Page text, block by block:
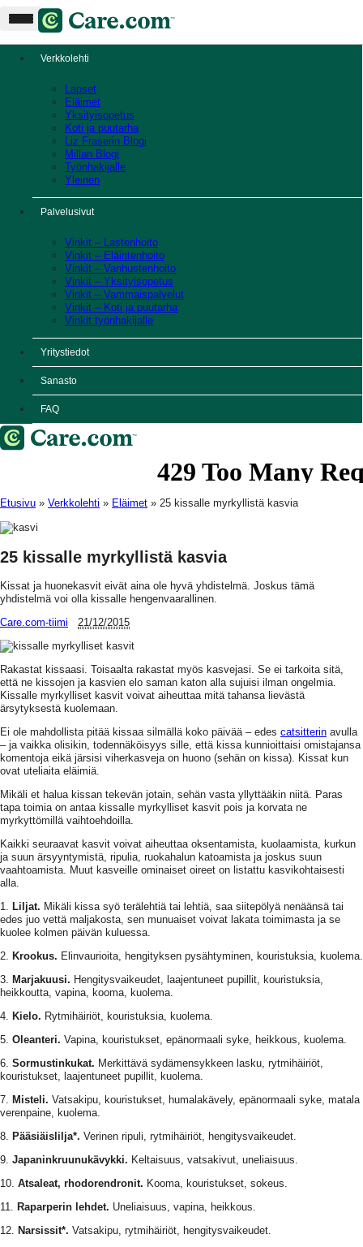
Verkkolehti
Lapset
Eläimet
Yksityisopetus
Koti ja puutarha
Liz Fraserin Blogi
Millan Blogi
Työnhakijalle
Yleinen
Palvelusivut
Vinkit – Lastenhoito
Vinkit – Eläintenhoito
Vinkit – Vanhustenhoito
Vinkit – Yksityisopetus
Vinkit – Vammaispalvelut
Vinkit – Koti ja puutarha
Vinkit työnhakijalle
Yritystiedot
Sanasto
FAQ
Etusivu » Verkkolehti » Eläimet » 25 kissalle myrkyllistä kasvia
25 kissalle myrkyllistä kasvia
Kissat ja huonekasvit eivät aina ole hyvä yhdistelmä. Joskus tämä
yhdistelmä voi olla kissalle hengenvaarallinen.
Care.com-tiimi
21/12/2015
Rakastat kissaasi. Toisaalta rakastat myös kasvejasi. Se ei tarkoita sitä,
että ne kissojen ja kasvien elo saman katon alla sujuisi ilman ongelmia.
Kissalle myrkylliset kasvit voivat aiheuttaa mitä tahansa lievästä
ärsytyksestä kuolemaan.
Ei ole mahdollista pitää kissaa silmällä koko päivää – edes catsitterin avulla
– ja vaikka olisikin, todennäköisyys sille, että kissa kunnioittaisi omistajansa
komentoja eikä järsisi viherkasveja on huono (sehän on kissa). Kissat kun
ovat uteliaita eläimiä.
Mikäli et halua kissan tekevän jotain, sehän vasta yllyttääkin niitä. Paras
tapa toimia on antaa kissalle myrkylliset kasvit pois ja korvata ne
myrkyttömillä vaihtoehdoilla.
Kaikki seuraavat kasvit voivat aiheuttaa oksentamista, kuolaamista, kurkun
ja suun ärsyyntymistä, ripulia, ruokahalun katoamista ja joskus suun
vaahtoamista. Muut kasveille ominaiset oireet on listattu kasvikohtaisesti
alla.
1. Liljat. Mikäli kissa syö terälehtiä tai lehtiä, saa siitepölyä nenäänsä tai
edes juo vettä maljakosta, sen munuaiset voivat lakata toimimasta ja se
kuolee kolmen päivän kuluessa.
2. Krookus. Elinvaurioita, hengityksen pysähtyminen, kouristuksia, kuolema.
3. Marjakuusi. Hengitysvaikeudet, laajentuneet pupillit, kouristuksia,
heikkoutta, vapina, kooma, kuolema.
4. Kielo. Rytmihäiriöt, kouristuksia, kuolema.
5. Oleanteri. Vapina, kouristukset, epänormaali syke, heikkous, kuolema.
6. Sormustinkukat. Merkittävä sydämensykkeen lasku, rytmihäiriöt,
kouristukset, laajentuneet pupillit, kuolema.
7. Misteli. Vatsakipu, kouristukset, humalakävely, epänormaali syke, matala
verenpaine, kuolema.
8. Pääsiäislilja*. Verinen ripuli, rytmihäiriöt, hengitysvaikeudet.
9. Japaninkruunukävykki. Keltaisuus, vatsakivut, uneliaisuus.
10. Atsaleat, rhodorendronit. Kooma, kouristukset, sokeus.
11. Raparperin lehdet. Uneliaisuus, vapina, heikkous.
12. Narsissit*. Vatsakipu, rytmihäiriöt, hengitysvaikeudet.